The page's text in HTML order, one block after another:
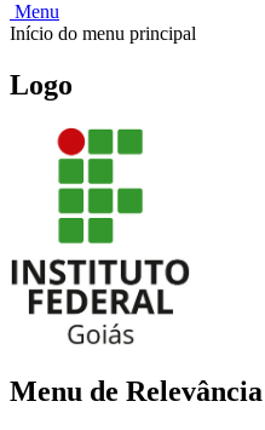
Menu
Início do menu principal
Logo
Menu de Relevância